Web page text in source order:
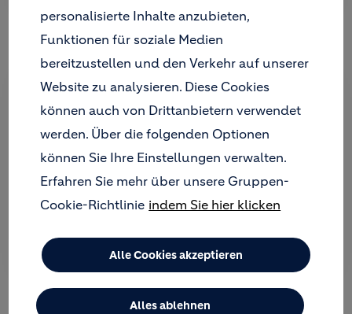
Holcim ECOPact R
personalisierte Inhalte anzubieten,
Funktionen für soziale Medien
bereitzustellen und den Verkehr auf unserer
Website zu analysieren. Diese Cookies
können auch von Drittanbietern verwendet
werden. Über die folgenden Optionen
können Sie Ihre Einstellungen verwalten.
Erfahren Sie mehr über unsere Gruppen-
Cookie-Richtlinie indem Sie hier klicken
Alle Cookies akzeptieren
Alles ablehnen